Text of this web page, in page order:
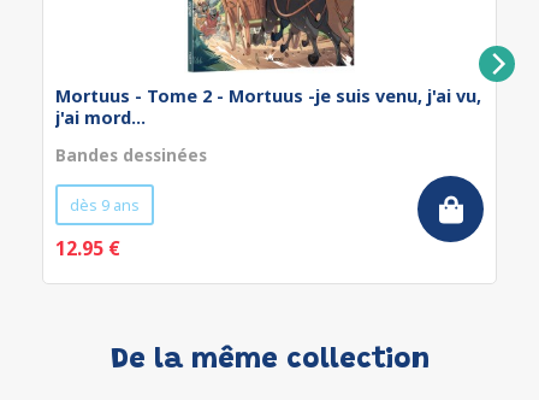
Mortuus - Tome 2 - Mortuus -je suis venu, j'ai vu,
j'ai mord...
Bandes dessinées
dès 9 ans
12.95 €
De la même collection